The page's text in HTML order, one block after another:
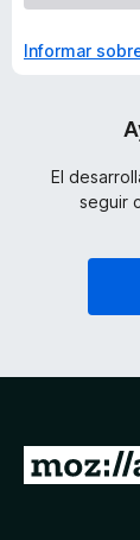
Informar
El
seguir